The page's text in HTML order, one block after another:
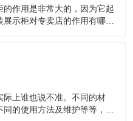
作用是非常大的，因为它起
示柜对专卖店的作用有哪些
消费者面前，使消费者对商
际上谁也说不准。不同的材
的使用方法及维护等等，都